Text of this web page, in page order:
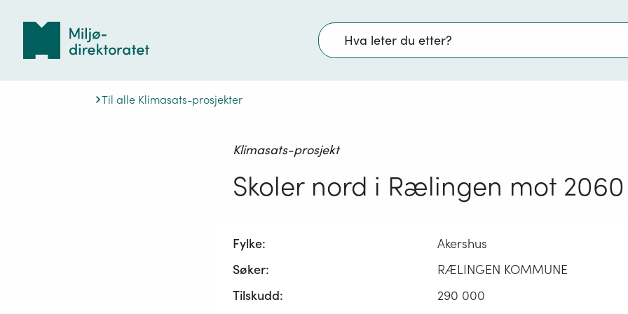
Søk
Til alle Klimasats-prosjekter
Klimasats-prosjekt
Skoler nord i Rælingen mot 2060
Fylke:
Akershus
Søker:
RÆLINGEN KOMMUNE
Tilskudd:
290 000